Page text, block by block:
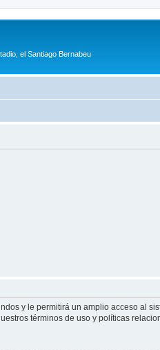
el Santiago Bernabeu
y le permitirá un amplio acceso al
términos de uso y políticas